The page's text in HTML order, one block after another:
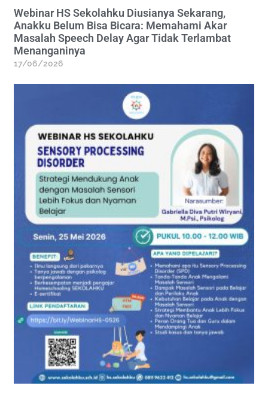
Webinar HS Sekolahku Diusianya Sekarang,
Anakku Belum Bisa Bicara: Memahami Akar
Masalah Speech Delay Agar Tidak Terlambat
Menanganinya
17/06/2026